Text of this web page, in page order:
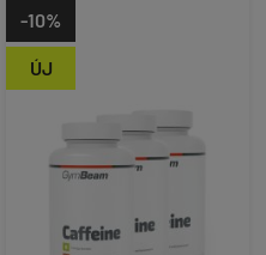
ÚJ
-10%